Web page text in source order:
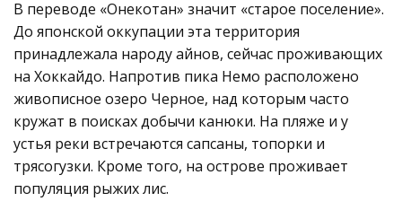
В переводе «Онекотан» значит «старое поселение».
До японской оккупации эта территория
принадлежала народу айнов, сейчас проживающих
на Хоккайдо. Напротив пика Немо расположено
живописное озеро Черное, над которым часто
кружат в поисках добычи канюки. На пляже и у
устья реки встречаются сапсаны, топорки и
трясогузки. Кроме того, на острове проживает
популяция рыжих лис.